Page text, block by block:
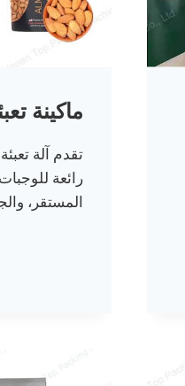
ماكينة
تقدم آلة
رائعة
المستقر،